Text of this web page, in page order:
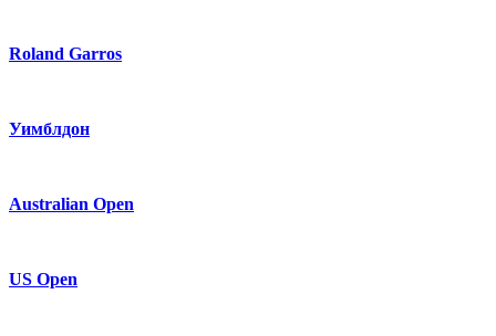
Roland Garros
Уимблдон
Australian Open
US Open